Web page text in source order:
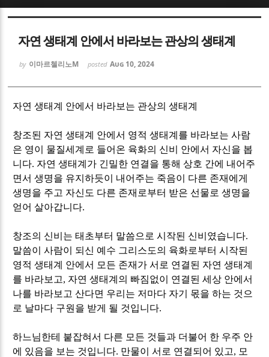
자연 생태계 안에서 바라보는 관상의 생태계
by 이마르첼리노M posted Aug 10, 2024
자연 생태계 안에서 바라보는 관상의 생태계
창조된 자연 생태계 안에서 영적 생태계를 바라보는 사람
은 영이 물질세계로 들어온 육화의 신비 안에서 자신을 봅
니다. 자연 생태계가 긴밀한 연결을 통해 상호 간에 내어주
면서 생명을 유지하듯이 내어주는 죽음이 다른 존재에게
생명을 주고 자신도 다른 존재로부터 받은 선물로 생명을
얻어 살아갑니다.
창조의 신비는 태초부터 말씀으로 시작된 신비였습니다.
말씀이 사람이 되신 예수 그리스도의 육화로부터 시작된
영적 생태계 안에서 모든 존재가 서로 연결된 자연 생태계
를 바라보고, 자연 생태계의 빠짐없이 연결된 세상 안에서
나를 바라보고 산다면 우리는 저마다 자기 몫을 하는 것으
로 날마다 구원을 받게 될 것입니다.
하느님한테 붙잡혀서 다른 모든 것들과 더불어 한 우주 안
에 있음을 보는 것입니다. 만물이 서로 연결되어 있고, 모
Sketchbook5, 스케치북5
Sketchbook5, 스케치북5
Sketchbook5, 스케치북5
Sketchbook5, 스케치북5